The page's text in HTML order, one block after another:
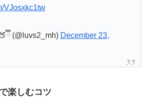
VJosxkc1tw
(@luvs2_mh) December 23,
楽しむコツ